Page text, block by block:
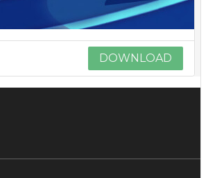
DOWNLOAD